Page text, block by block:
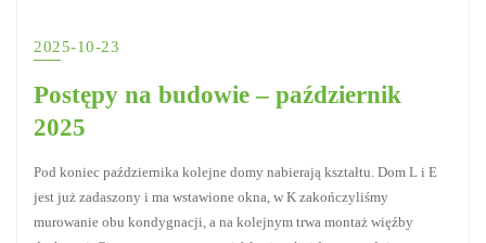
2025-10-23
Postępy na budowie – październik
2025
Pod koniec października kolejne domy nabierają kształtu. Dom L i E
jest już zadaszony i ma wstawione okna, w K zakończyliśmy
murowanie obu kondygnacji, a na kolejnym trwa montaż więźby